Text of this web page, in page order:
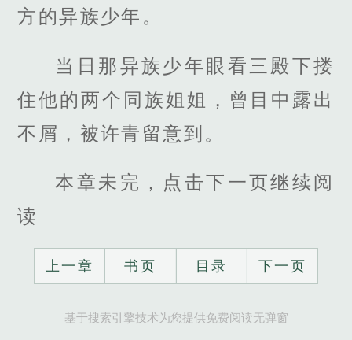
方的异族少年。
当日那异族少年眼看三殿下搂
住他的两个同族姐姐，曾目中露出
不屑，被许青留意到。
本章未完，点击下一页继续阅
读
上一章 书页 目录 下一页
基于搜索引擎技术为您提供免费阅读无弹窗